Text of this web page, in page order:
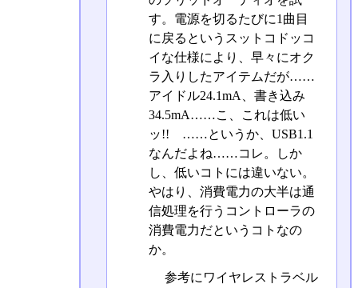
す。電源を切るたびに1曲目
に戻るというスットコドッコ
イな仕様により、早々にオク
ラ入りしたアイテムだが……
アイドル24.1mA、書き込み
34.5mA……こ、これは低い
ッ!! ……というか、USB1.1
なんだよね……コレ。しか
し、低いコトには違いない。
やはり、消費電力の大半は通
信処理を行うコントローラの
消費電力だというコトなの
か。
参考にワイヤレストラベル